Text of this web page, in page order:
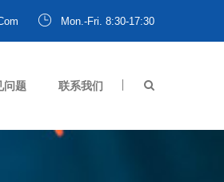
Mon.-Fri. 8:30-17:30
问题 联系我们